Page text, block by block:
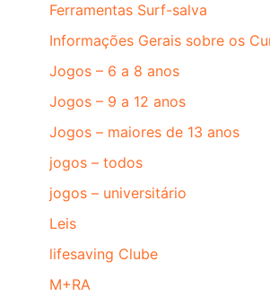
Ferramentas Surf-salva
Informações Gerais sobre os
Jogos – 6 a 8 anos
Jogos – 9 a 12 anos
Jogos – maiores de 13 anos
jogos – todos
jogos – universitário
Leis
lifesaving Clube
M+RA